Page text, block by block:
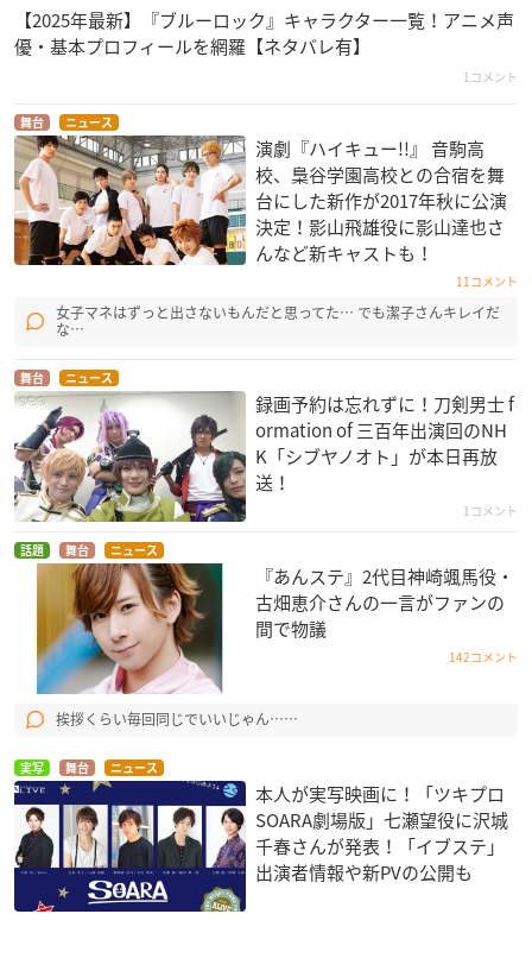
【2025年最新】『ブルーロック』キャラクター一覧！アニメ声
優・基本プロフィールを網羅【ネタバレ有】
1コメント
舞台 ニュース
演劇『ハイキュー!!』 音駒高
校、梟谷学園高校との合宿を舞
台にした新作が2017年秋に公演
決定！影山飛雄役に影山達也さ
んなど新キャストも！
11コメント
女子マネはずっと出さないもんだと思ってた… でも潔子さんキレイだ
な…
舞台 ニュース
録画予約は忘れずに！刀剣男士 f
ormation of 三百年出演回のNH
K「シブヤノオト」が本日再放
送！
1コメント
話題 舞台 ニュース
『あんステ』2代目神崎颯馬役・
古畑恵介さんの一言がファンの
間で物議
142コメント
挨拶くらい毎回同じでいいじゃん……
実写 舞台 ニュース
本人が実写映画に！「ツキプロ
SOARA劇場版」七瀬望役に沢城
千春さんが発表！「イブステ」
出演者情報や新PVの公開も